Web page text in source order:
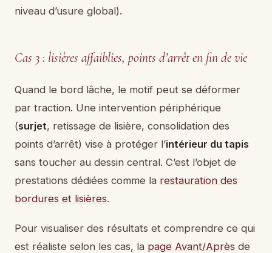
niveau d’usure global).
Cas 3 : lisières affaiblies, points d’arrêt en fin de vie
Quand le bord lâche, le motif peut se déformer
par traction. Une intervention périphérique
(surjet, retissage de lisière, consolidation des
points d’arrêt) vise à protéger l’intérieur du tapis
sans toucher au dessin central. C’est l’objet de
prestations dédiées comme la restauration des
bordures et lisières.
Pour visualiser des résultats et comprendre ce qui
est réaliste selon les cas, la page Avant/Après de